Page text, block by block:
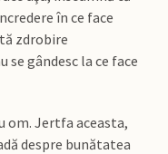
în ce face
zdrobire
se gândesc la ce face
om. Jertfa aceasta,
despre bunătatea